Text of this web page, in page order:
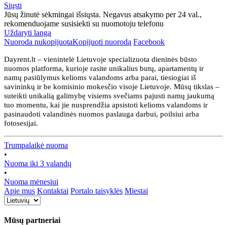
Siųsti
Jūsų žinutė sėkmingai išsiųsta. Negavus atsakymo per 24 val.,
rekomenduojame susisiekti su nuomotoju telefonu
Uždaryti langą
Nuoroda nukopijuotaKopijuoti nuorodą Facebook
Dayrent.lt – vienintelė Lietuvoje specializuota dieninės būsto
nuomos platforma, kurioje rasite unikalius butų, apartamentų ir
namų pasiūlymus kelioms valandoms arba parai, tiesiogiai iš
savininkų ir be komisinio mokesčio visoje Lietuvoje. Mūsų tikslas –
suteikti unikalią galimybę visiems svečiams pajusti namų jaukumą
tuo momentu, kai jie nusprendžia apsistoti kelioms valandoms ir
pasinaudoti valandinės nuomos paslauga darbui, poilsiui arba
fotosesijai.
Trumpalaikė nuoma
•
Nuoma iki 3 valandų
•
Nuoma mėnesiui
Apie mus Kontaktai Portalo taisyklės Miestai
Mūsų partneriai